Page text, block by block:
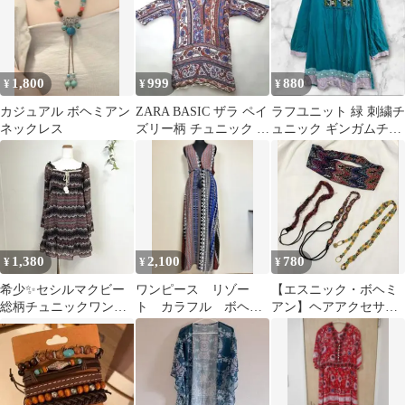
¥ 1,800
カジュアル ボヘミアン
ネックレス
¥999
ZARA BASIC ザラ ペイ
ズリー柄 チュニック ワ
ンピース M ボヘミアン
¥880
ラフユニット 緑 刺繍チ
ュニック ギンガムチェ
ック エスニック ボヘミ
アン M
¥ 1,380
希少✨セシルマクビー
総柄チュニックワンピ
ース M ボヘミアン ポ
ンポン
¥ 2,100
ワンピース リゾー
ト カラフル ボヘミ
アン BOHO
¥ 780
【エスニック・ボヘミ
アン】ヘアアクセサリ
ー、ネックレス 4点セ
ット まとめ売り